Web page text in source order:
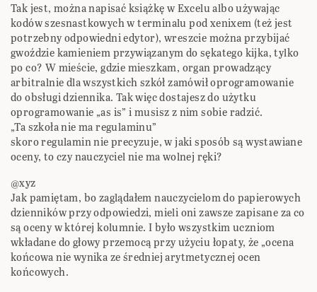
Tak jest, można napisać książkę w Excelu albo używając
kodów szesnastkowych w terminalu pod xenixem (też jest
potrzebny odpowiedni edytor), wreszcie można przybijać
gwoździe kamieniem przywiązanym do sękatego kijka, tylko
po co? W mieście, gdzie mieszkam, organ prowadzący
arbitralnie dla wszystkich szkół zamówił oprogramowanie
do obsługi dziennika. Tak więc dostajesz do użytku
oprogramowanie „as is” i musisz z nim sobie radzić.
„Ta szkoła nie ma regulaminu”
skoro regulamin nie precyzuje, w jaki sposób są wystawiane
oceny, to czy nauczyciel nie ma wolnej ręki?
@xyz
Jak pamiętam, bo zaglądałem nauczycielom do papierowych
dzienników przy odpowiedzi, mieli oni zawsze zapisane za co
są oceny w której kolumnie. I było wszystkim uczniom
wkładane do głowy przemocą przy użyciu łopaty, że „ocena
końcowa nie wynika ze średniej arytmetycznej ocen
końcowych.